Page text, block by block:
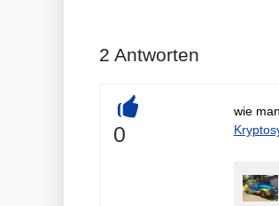
2 Antworten
+
0
wie